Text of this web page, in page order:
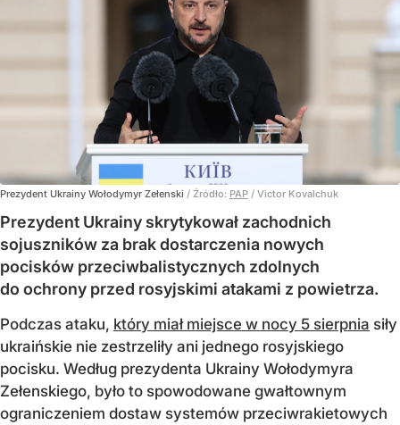
Prezydent Ukrainy Wołodymyr Zełenski / Źródło: PAP / Victor Kovalchuk
Prezydent Ukrainy skrytykował zachodnich
sojuszników za brak dostarczenia nowych
pocisków przeciwbalistycznych zdolnych
do ochrony przed rosyjskimi atakami z powietrza.
Podczas ataku, który miał miejsce w nocy 5 sierpnia siły
ukraińskie nie zestrzeliły ani jednego rosyjskiego
pocisku. Według prezydenta Ukrainy Wołodymyra
Zełenskiego, było to spowodowane gwałtownym
ograniczeniem dostaw systemów przeciwrakietowych